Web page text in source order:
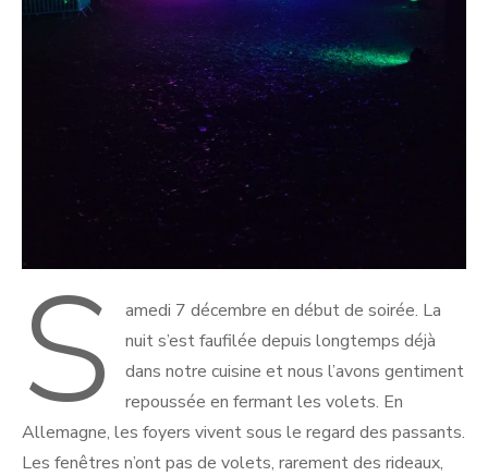
S
amedi 7 décembre en début de soirée. La
nuit s’est faufilée depuis longtemps déjà
dans notre cuisine et nous l’avons gentiment
repoussée en fermant les volets. En
Allemagne, les foyers vivent sous le regard des passants.
Les fenêtres n’ont pas de volets, rarement des rideaux,